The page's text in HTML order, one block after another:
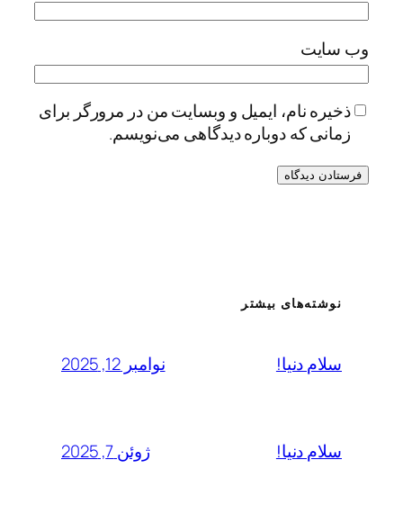
وب‌ سایت
ذخیره نام، ایمیل و وبسایت من در مرورگر برای
زمانی که دوباره دیدگاهی می‌نویسم.
نوشته‌های بیشتر
سلام دنیا! نوامبر 12, 2025
سلام دنیا! ژوئن 7, 2025